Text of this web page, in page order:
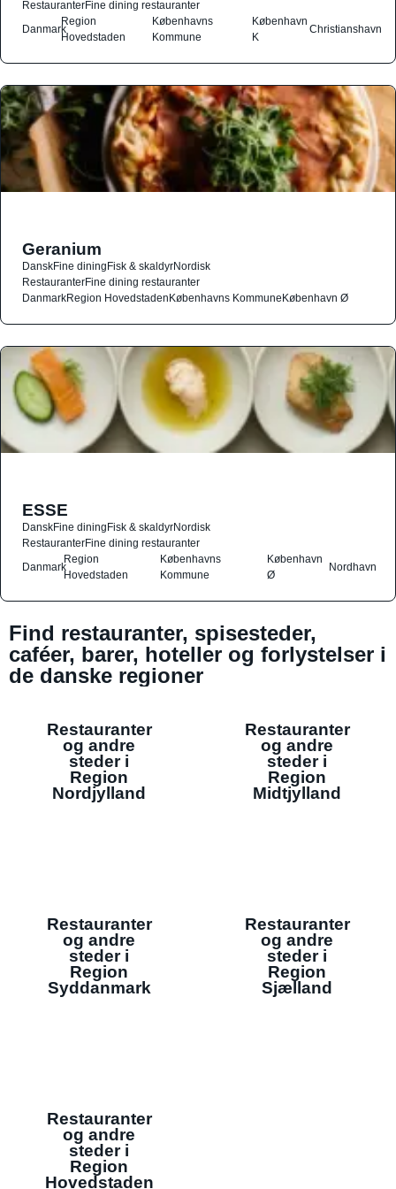
RestauranterFine dining restauranter
Danmark
Region
Hovedstaden
Københavns
Kommune
København
K
Christianshavn
Geranium
DanskFine diningFisk & skaldyrNordisk
RestauranterFine dining restauranter
DanmarkRegion HovedstadenKøbenhavns KommuneKøbenhavn Ø
ESSE
DanskFine diningFisk & skaldyrNordisk
RestauranterFine dining restauranter
Danmark
Region
Hovedstaden
Københavns
Kommune
København
Ø
Nordhavn
Find restauranter, spisesteder,
caféer, barer, hoteller og forlystelser i
de danske regioner
Restauranter
og andre
steder i
Region
Nordjylland
Restauranter
og andre
steder i
Region
Midtjylland
Restauranter
og andre
steder i
Region
Syddanmark
Restauranter
og andre
steder i
Region
Sjælland
Restauranter
og andre
steder i
Region
Hovedstaden